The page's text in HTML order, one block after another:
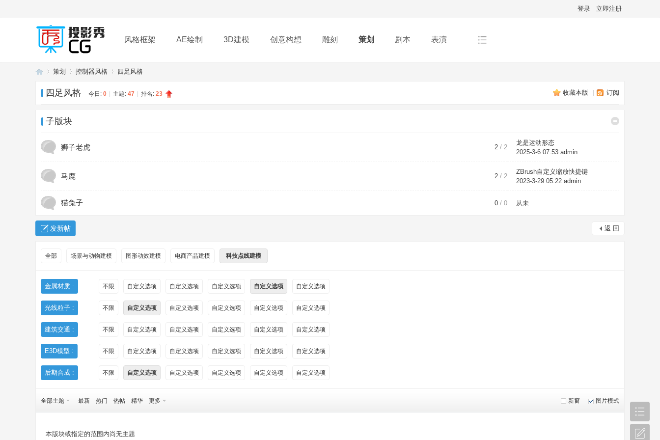
登录 立即注册
风格框架 AE绘制 3D建模 创意构想 雕刻 策划 剧本 表演
插件 帮助 下载
策划 控制器风格 四足风格
收藏本版 订阅
四足风格 今日: 0 主题: 47 排名: 23
子版块
狮子老虎 2 / 2
龙是运动形态
2025-3-6 07:53 admin
马鹿 2 / 2
ZBrush自定义缩放快捷键
2023-3-29 05:22 admin
猫兔子 0 / 0 从未
返 回
发新帖
全部 场景与动物建模 图形动效建模 电商产品建模 科技点线建模
金属材质 : 不限 自定义选项 自定义选项 自定义选项 自定义选项 自定义选项
光线粒子 : 不限 自定义选项 自定义选项 自定义选项 自定义选项 自定义选项
建筑交通 : 不限 自定义选项 自定义选项 自定义选项 自定义选项 自定义选项
E3D模型 : 不限 自定义选项 自定义选项 自定义选项 自定义选项 自定义选项
后期合成 : 不限 自定义选项 自定义选项 自定义选项 自定义选项 自定义选项
新窗
全部主题 最新 热门 热帖 精华 更多 图片模式
本版块或指定的范围内尚无主题